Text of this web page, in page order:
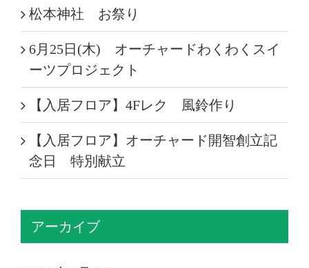
松本神社 お祭り
6月25日(木) オーチャードわくわくスイ
ーツプロジェクト
【入居フロア】4Fレク 風鈴作り
【入居フロア】オーチャード開智創立記
念日 特別献立
アーカイブ